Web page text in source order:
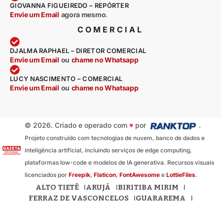
GIOVANNA FIGUEIREDO – REPÓRTER
Envie um Email agora mesmo.
COMERCIAL
DJALMA RAPHAEL – DIRETOR COMERCIAL
Envie um Email ou chame no Whatsapp
LUCY NASCIMENTO – COMERCIAL
Envie um Email ou chame no Whatsapp
© 2026. Criado e operado com ♥por .
Projeto construído com tecnologias de nuvem, banco de dados e
inteligência artificial, incluindo serviços de edge computing,
plataformas low-code e modelos de IA generativa. Recursos visuais
licenciados por Freepik, Flaticon, FontAwesomee LottieFiles.
ALTO TIETÊ ARUJÁ
BIRITIBA MIRIM
FERRAZ DE VASCONCELOS
GUARAREMA